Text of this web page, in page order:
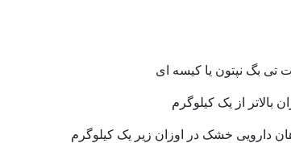
تی بگ نپتون یا کیسه ای
بالاتر از یک کیلوگرم
دارویی خشک در اوزان زیر یک کیلوگرم